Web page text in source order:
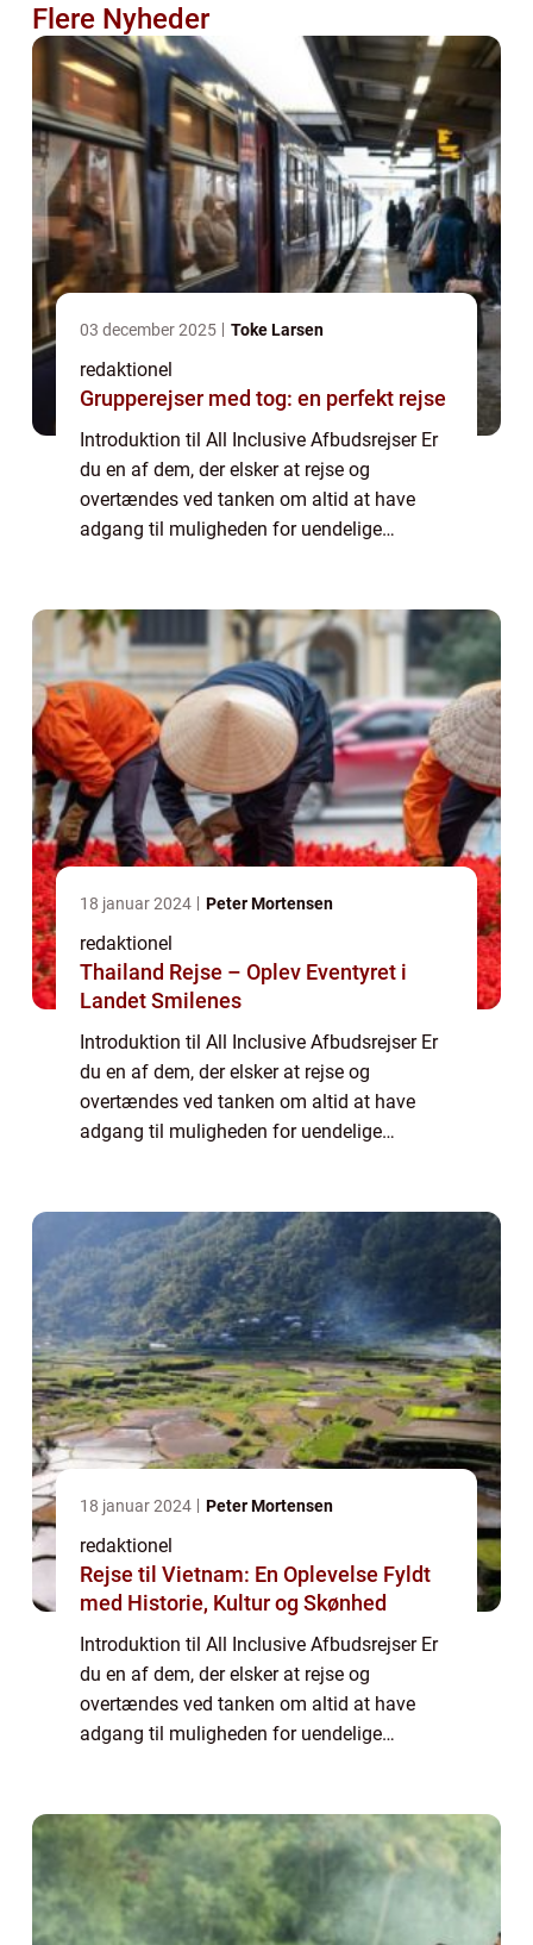
Flere Nyheder
03 december 2025 Toke Larsen
redaktionel
Grupperejser med tog: en perfekt rejse
Introduktion til All Inclusive Afbudsrejser Er
du en af dem, der elsker at rejse og
overtændes ved tanken om altid at have
adgang til muligheden for uendelige
pung?...
18 januar 2024 Peter Mortensen
redaktionel
Thailand Rejse – Oplev Eventyret i
Landet Smilenes
Introduktion til All Inclusive Afbudsrejser Er
du en af dem, der elsker at rejse og
overtændes ved tanken om altid at have
adgang til muligheden for uendelige
18 januar 2024 Peter Mortensen
redaktionel
Rejse til Vietnam: En Oplevelse Fyldt
med Historie, Kultur og Skønhed
Introduktion til All Inclusive Afbudsrejser Er
du en af dem, der elsker at rejse og
overtændes ved tanken om altid at have
adgang til muligheden for uendelige
pung?...